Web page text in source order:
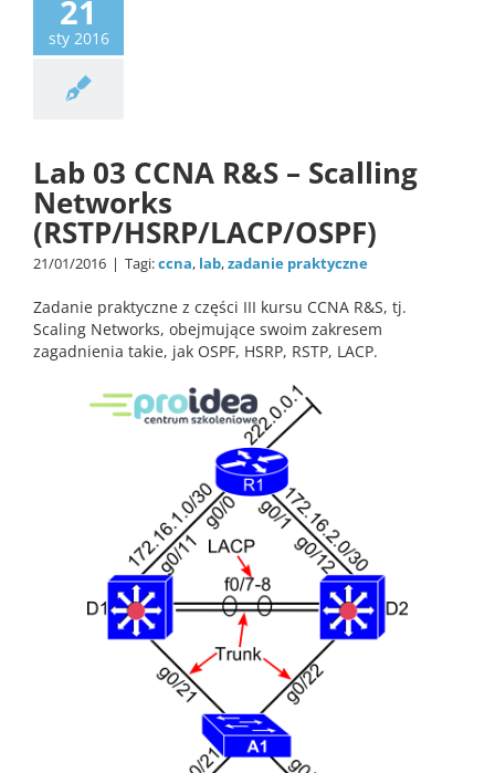
21
sty 2016
Lab 03 CCNA R&S – Scalling
Networks
(RSTP/HSRP/LACP/OSPF)
21/01/2016 | Tagi:ccna, lab,zadanie praktyczne
Zadanie praktyczne z części III kursu CCNA R&S, tj.
Scaling Networks, obejmujące swoim zakresem
zagadnienia takie, jak OSPF, HSRP, RSTP, LACP.